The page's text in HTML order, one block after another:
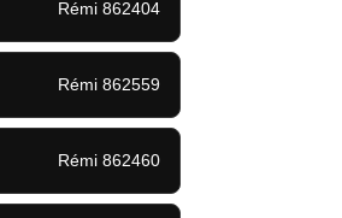
Rémi 862404
Rémi 862559
Rémi 862460